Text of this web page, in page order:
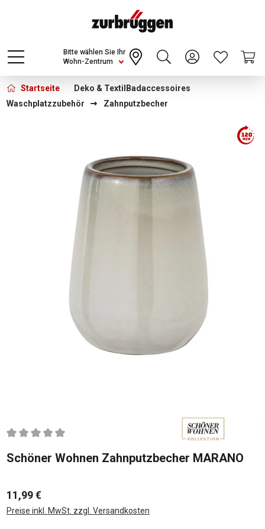
Choose a different country or region to see
content for your location and shop online
CONTINUE
Wohn-Zentrum
Bitte wählen Sie Ihr
Startseite Deko & Textil Badaccessoires
Waschplatzzubehör
Zahnputzbecher
Durchschnittliche Bewertung von 0 von 5 Sternen
Schöner Wohnen Zahnputzbecher MARANO
11,99 €
Preise inkl. MwSt. zzgl. Versandkosten